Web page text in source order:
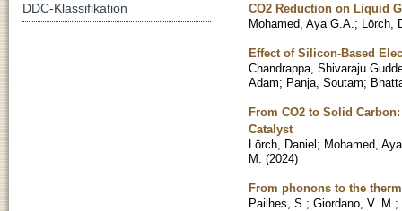
CO2 Reduction on Liquid
Mohamed, Aya G.A. ; Lörch,
Effect of Silicon-Based
Chandrappa, Shivaraju
Adam; Panja, Soutam;
From CO2 to Solid
Catalyst
Lörch, Daniel; Mohamed,
M. (2024)
From phonons to the
Pailhes, S. ; Giordano, V. M. ;
DDC-Klassifikation